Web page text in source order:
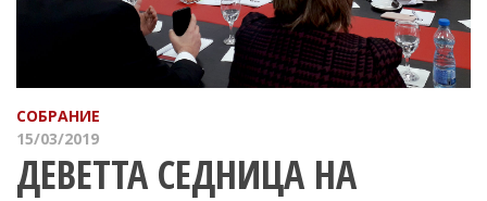
СОБРАНИЕ
15/03/2019
ДЕВЕТТА СЕДНИЦА НА